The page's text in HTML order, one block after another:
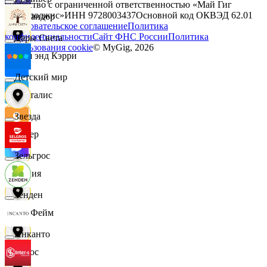
Командор
Кэш энд Кэрри
Лакталис
Левер
Линия
ЛисФейм
Логос
Дары Света
Детский мир
Звезда
Зельгрос
Зенден
Инканто
Общество с ограниченной ответственностью «Май Гиг
Технолоджис»ИНН 9728003437Основной код ОКВЭД 62.01
Пользовательское соглашениеПолитика
конфиденциальностиСайт ФНС РоссииПолитика
использования cookie© MyGig, 2026